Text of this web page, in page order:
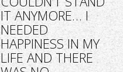
IT ANYMORE… I
NEEDED
HAPPINESS IN MY
LIFE AND THERE